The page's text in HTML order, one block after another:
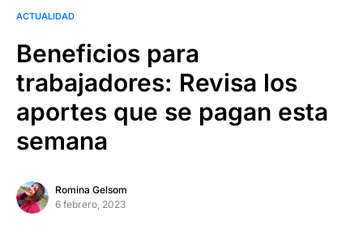
ACTUALIDAD
Beneficios para
trabajadores: Revisa los
aportes que se pagan esta
semana
Romina Gelsom
6 febrero, 2023